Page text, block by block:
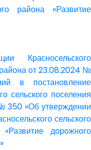
района «Развитие
Красносельского
района от 23.08.2024 №
в постановление
сельского поселения
350 «Об утверждении
сельского
дорожного